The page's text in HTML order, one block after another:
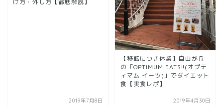
2019年7月8日
【移転につき休業】自由が丘
の「OPTIMUM EATS!!(オプテ
ィマム イーツ)」でダイエット
食【実食レポ】
2019年4月30日